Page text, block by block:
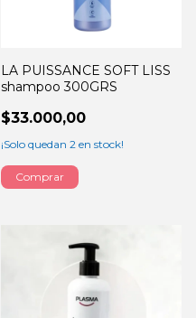
LA PUISSANCE SOFT LISS
shampoo 300GRS
$33.000,00
¡Solo quedan 2 en stock!